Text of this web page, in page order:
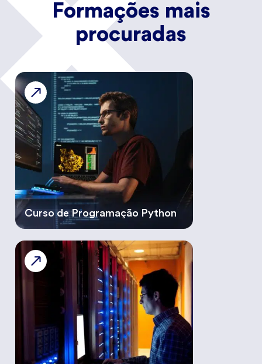
Formações mais
procuradas
Curso de Programação Python